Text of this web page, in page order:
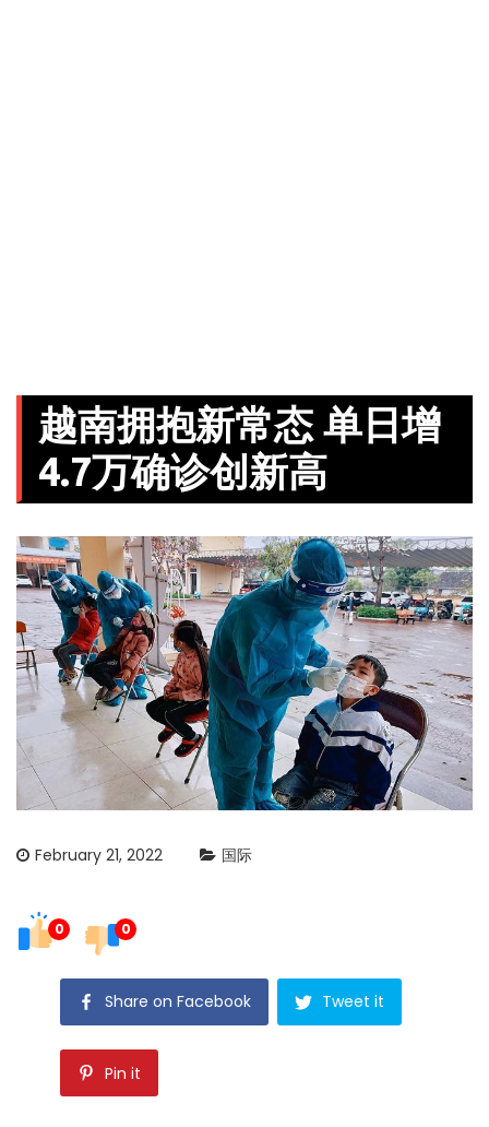
越南拥抱新常态 单日增
4.7万确诊创新高
February 21, 2022 国际
0 0
Share on Facebook Tweet it
Pin it